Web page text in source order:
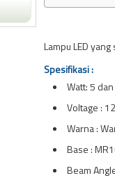
Lampu LED
Spesifikasi :
Watt: 5
Voltage :
Warna :
Base :
Beam